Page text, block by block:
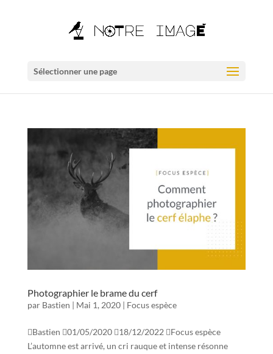
Sélectionner une page
Photographier le brame du cerf
par Bastien | Mai 1, 2020| Focus espèce
Bastien 01/05/2020 18/12/2022 Focus espèce
L’automne est arrivé, un cri rauque et intense résonne